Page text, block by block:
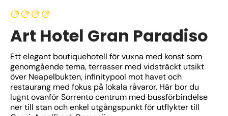
Art Hotel Gran Paradiso
Ett elegant boutiquehotell för vuxna med konst som
genomgående tema, terrasser med vidsträckt utsikt
över Neapelbukten, infinitypool mot havet och
restaurang med fokus på lokala råvaror. Här bor du
lugnt ovanför Sorrento centrum med bussförbindelse
ner till stan och enkel utgångspunkt för utflykter till